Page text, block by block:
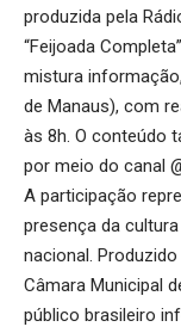
produzida pela
“Feijoada
mistura
de Manaus), com
às 8h. O conteúdo
por meio do canal
A participação
presença da
nacional.
Câmara Municipal
público brasileiro